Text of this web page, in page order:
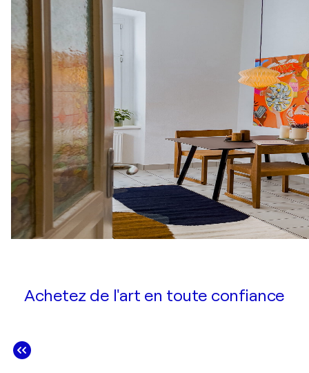
Achetez de l'art en toute confiance